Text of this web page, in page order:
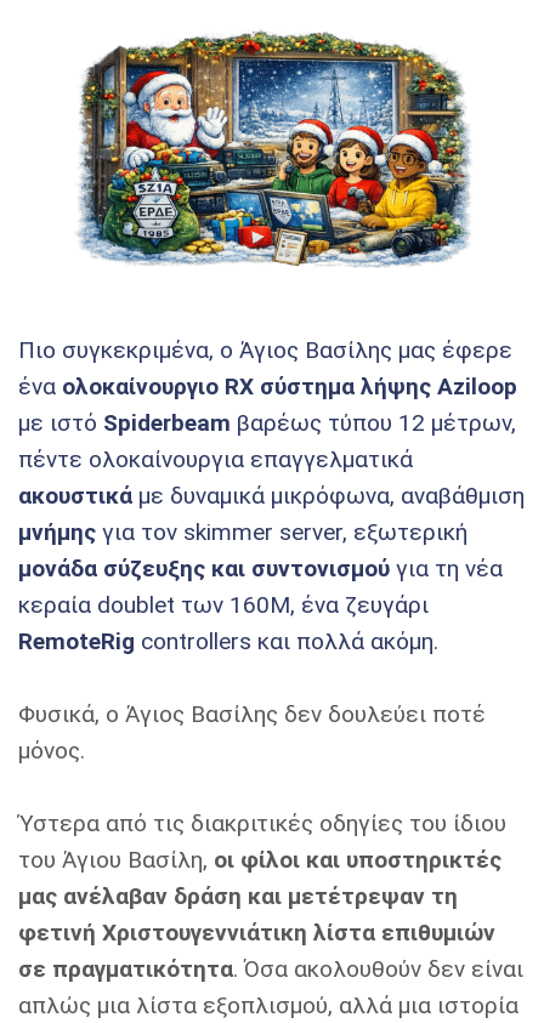
Πιο συγκεκριμένα, ο Άγιος Βασίλης μας έφερε
ένα ολοκαίνουργιο RX σύστημα λήψης Aziloop
με ιστό Spiderbeam βαρέως τύπου 12 μέτρων,
πέντε ολοκαίνουργια επαγγελματικά
ακουστικά με δυναμικά μικρόφωνα, αναβάθμιση
μνήμης για τον skimmer server, εξωτερική
μονάδα σύζευξης και συντονισμού για τη νέα
κεραία doublet των 160M, ένα ζευγάρι
RemoteRig controllers και πολλά ακόμη.
Φυσικά, ο Άγιος Βασίλης δεν δουλεύει ποτέ
μόνος.
Ύστερα από τις διακριτικές οδηγίες του ίδιου
του Άγιου Βασίλη, οι φίλοι και υποστηρικτές
μας ανέλαβαν δράση και μετέτρεψαν τη
φετινή Χριστουγεννιάτικη λίστα επιθυμιών
σε πραγματικότητα. Όσα ακολουθούν δεν είναι
απλώς μια λίστα εξοπλισμού, αλλά μια ιστορία